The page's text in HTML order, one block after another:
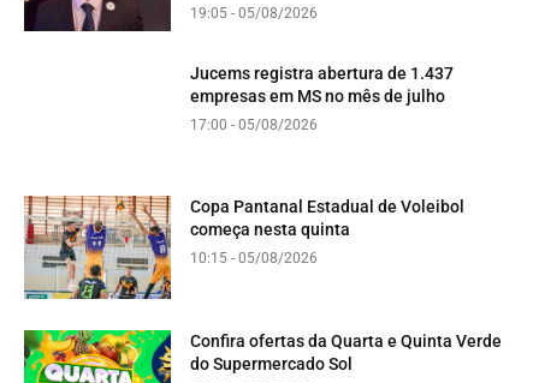
19:05 - 05/08/2026
Jucems registra abertura de 1.437
empresas em MS no mês de julho
17:00 - 05/08/2026
Copa Pantanal Estadual de Voleibol
começa nesta quinta
10:15 - 05/08/2026
Confira ofertas da Quarta e Quinta Verde
do Supermercado Sol